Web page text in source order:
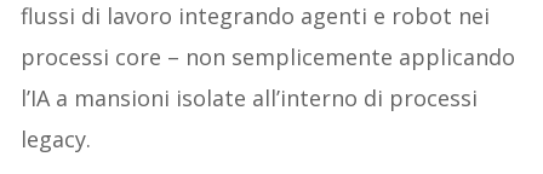
flussi di lavoro integrando agenti e robot nei
processi core – non semplicemente applicando
l’IA a mansioni isolate all’interno di processi
legacy.